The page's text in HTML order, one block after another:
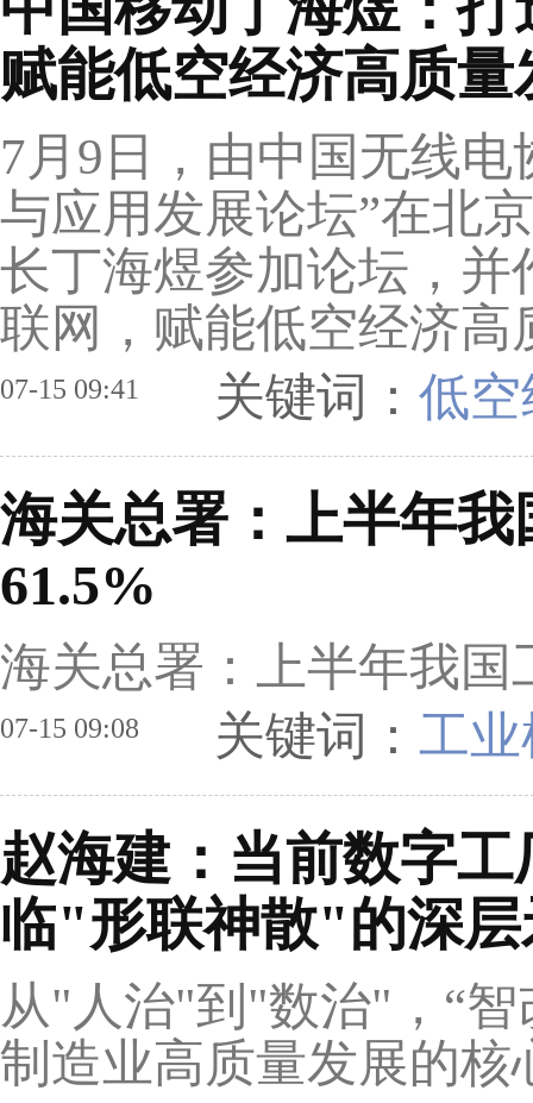
赋能低空经济高质量
7月9日，由中国无线电
与应用发展论坛”在北
长丁海煜参加论坛，并
联网，赋能低空经济高
07-15 09:41 关键词： 低
海关总署：上半年
61.5%
海关总署：上半年我国
07-15 09:08 关键词： 工
赵海建：当前数字
临"形联神散"的深层
从"人治"到"数治"，“
制造业高质量发展的核